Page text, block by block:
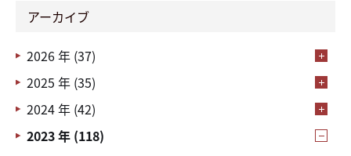
アーカイブ
2026 年 (37)
2025 年 (35)
2024 年 (42)
2023 年 (118)